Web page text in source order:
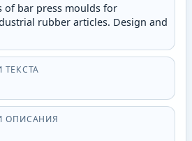
bar press moulds for
rubber articles. Design and
ТЕКСТА
ОПИСАНИЯ